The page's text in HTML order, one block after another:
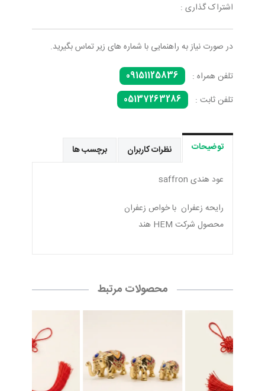
اشتراک گذاری :
در صورت نیاز به راهنمایی با شماره های زیر تماس بگیرید.
تلفن همراه :
09151125836
تلفن ثابت :
05137263286
توضیحات نظرات کاربران برچسب ها
عود هندی saffron
رایحه زعفران با خواص زعفران
محصول شرکت HEM هند
محصولات مرتبط